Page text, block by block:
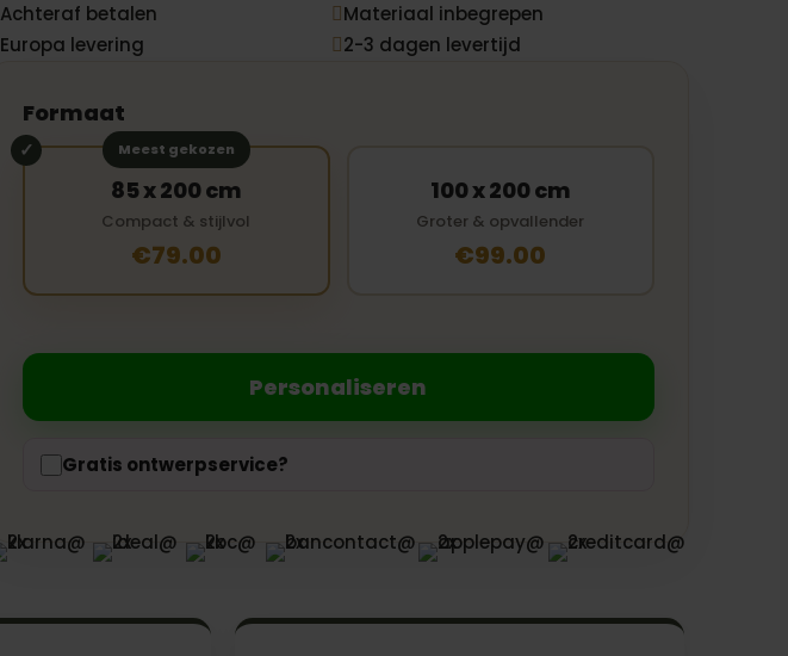
Achteraf betalen  Materiaal inbegrepen
Europa levering  2-3 dagen levertijd
Formaat
Meest gekozen
85 x 200 cm
Compact & stijlvol
€79.00
100 x 200 cm
Groter & opvallender
€99.00
Personaliseren
Gratis ontwerpservice?